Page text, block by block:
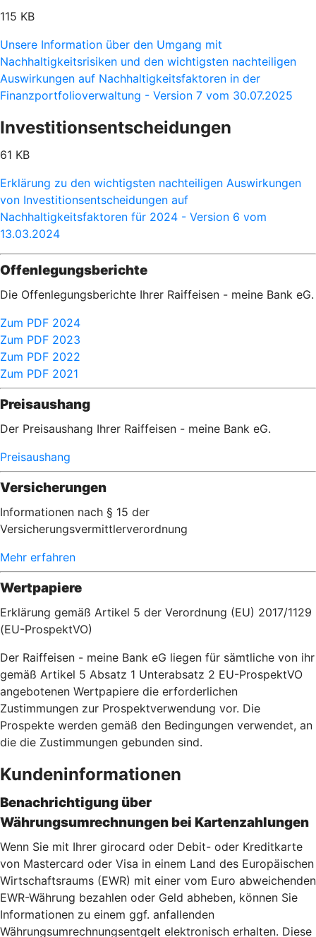
115 KB
Unsere Information über den Umgang mit
Nachhaltigkeitsrisiken und den wichtigsten nachteiligen
Auswirkungen auf Nachhaltigkeitsfaktoren in der
Finanzportfolioverwaltung - Version 7 vom 30.07.2025
Investitionsentscheidungen
61 KB
Erklärung zu den wichtigsten nachteiligen Auswirkungen
von Investitionsentscheidungen auf
Nachhaltigkeitsfaktoren für 2024 - Version 6 vom
13.03.2024
Offenlegungsberichte
Die Offenlegungsberichte Ihrer Raiffeisen - meine Bank eG.
Zum PDF 2024
Zum PDF 2023
Zum PDF 2022
Zum PDF 2021
Preisaushang
Der Preisaushang Ihrer Raiffeisen - meine Bank eG.
Preisaushang
Versicherungen
Informationen nach § 15 der
Versicherungsvermittlerverordnung
Mehr erfahren
Wertpapiere
Erklärung gemäß Artikel 5 der Verordnung (EU) 2017/1129
(EU-ProspektVO)
Der Raiffeisen - meine Bank eG liegen für sämtliche von ihr
gemäß Artikel 5 Absatz 1 Unterabsatz 2 EU-ProspektVO
angebotenen Wertpapiere die erforderlichen
Zustimmungen zur Prospektverwendung vor. Die
Prospekte werden gemäß den Bedingungen verwendet, an
die die Zustimmungen gebunden sind.
Kundeninformationen
Benachrichtigung über
Währungsumrechnungen bei Kartenzahlungen
Wenn Sie mit Ihrer girocard oder Debit- oder Kreditkarte
von Mastercard oder Visa in einem Land des Europäischen
Wirtschaftsraums (EWR) mit einer vom Euro abweichenden
EWR-Währung bezahlen oder Geld abheben, können Sie
Informationen zu einem ggf. anfallenden
Währungsumrechnungsentgelt elektronisch erhalten. Diese